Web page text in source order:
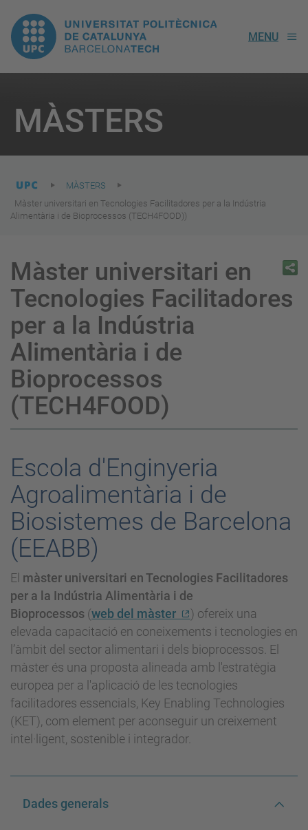
UPC.
Universitat
Politècnica
de
Catalunya
MENU
MÀSTERS
are
here:
MÀSTERS
Màster universitari en Tecnologies Facilitadores per a la Indústria
Alimentària i de Bioprocessos (TECH4FOOD))
Màster universitari en
Tecnologies Facilitadores
per a la Indústria
Alimentària i de
Bioprocessos
(TECH4FOOD)
Escola d'Enginyeria
Agroalimentària i de
Biosistemes de Barcelona
(EEABB)
El màster universitari en Tecnologies Facilitadores
per a la Indústria Alimentària i de
Bioprocessos (web del màster
) ofereix una
elevada capacitació en coneixements i tecnologies en
l’àmbit del sector alimentari i dels bioprocessos. El
màster és una proposta alineada amb l'estratègia
europea per a l'aplicació de les tecnologies
facilitadores essencials, Key Enabling Technologies
(KET), com element per aconseguir un creixement
intel·ligent, sostenible i integrador.
Dades generals